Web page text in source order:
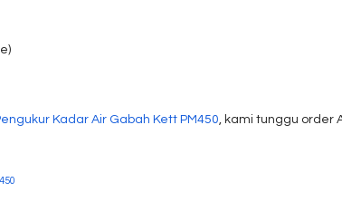
Kadar Air Gabah Kett PM450, kami tunggu order